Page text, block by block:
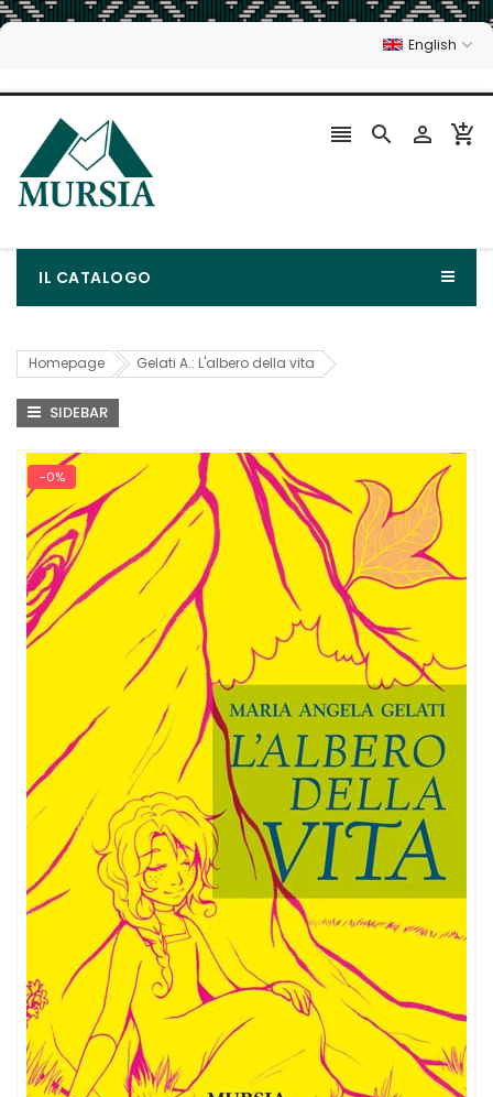
English
   
IL CATALOGO
Homepage Gelati A.: L'albero della vita
SIDEBAR
-0%